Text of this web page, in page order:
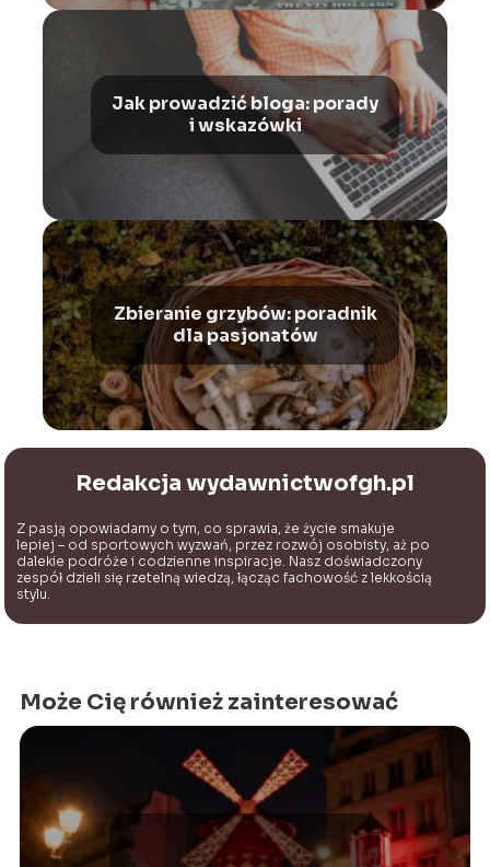
Jak prowadzić bloga: porady
i wskazówki
Zbieranie grzybów: poradnik
dla pasjonatów
Redakcja wydawnictwofgh.pl
Z pasją opowiadamy o tym, co sprawia, że życie smakuje
lepiej – od sportowych wyzwań, przez rozwój osobisty, aż po
dalekie podróże i codzienne inspiracje. Nasz doświadczony
zespół dzieli się rzetelną wiedzą, łącząc fachowość z lekkością
stylu.
Może Cię również zainteresować